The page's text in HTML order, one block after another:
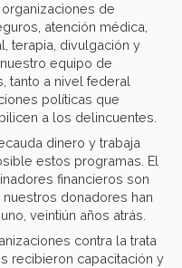
de
atención médica,
terapia, divulgación y
equipo de
tanto a nivel federal
políticas que
a los delincuentes.
dinero y trabaja
estos programas. El
financieros son
donadores han
veintiún años atrás.
contra la trata
recibieron capacitación y